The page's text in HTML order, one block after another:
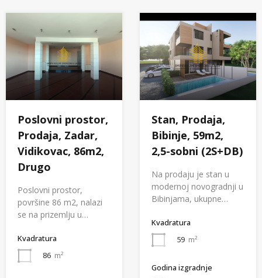
Poslovni prostor,
Prodaja, Zadar,
Vidikovac, 86m2,
Drugo
Poslovni prostor,
površine 86 m2, nalazi
se na prizemlju u…
Kvadratura
86 m²
Stan, Prodaja,
Bibinje, 59m2,
2,5-sobni (2S+DB)
Na prodaju je stan u
modernoj novogradnji u
Bibinjama, ukupne…
Kvadratura
59 m²
Godina izgradnje